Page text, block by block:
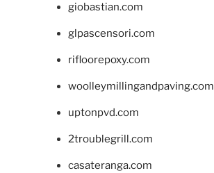
giobastian.com
glpascensori.com
rifloorepoxy.com
woolleymillingandpaving.com
uptonpvd.com
2troublegrill.com
casateranga.com